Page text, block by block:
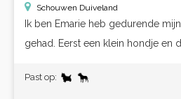
Schouwen Duiveland
Ik ben Emarie heb gedurende
gehad. Eerst een klein hondje en
Past op: